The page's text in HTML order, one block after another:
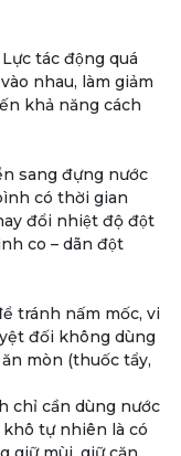
tác động quá
nhau, làm giảm
khả năng cách
sang đựng nước
có thời gian
đổi nhiệt độ đột
co – dãn đột
tránh nấm mốc, vi
đối không dùng
mòn (thuốc tẩy,
chỉ cần dùng nước
khô tự nhiên là có